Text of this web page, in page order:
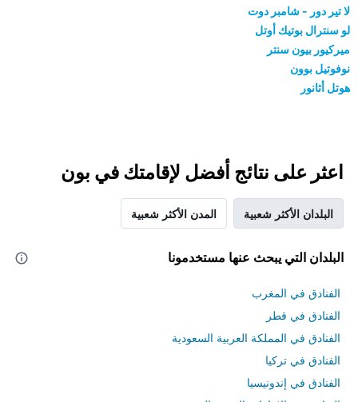
لا تير دور - شامبر دوت
لو سنترال بوتيك أوتل
ميركيور بيون سنتر
نوفوتيل بوون
هوتل أثانور
اعثر على نتائج أفضل لإقامتك في بون
البلدان الأكثر شعبية المدن الأكثر شعبية
البلدان التي يبحث عنها مستخدمونا
الفنادق في المغرب
الفنادق في قطر
الفنادق في المملكة العربية السعودية
الفنادق في تركيا
الفنادق في إندونيسيا